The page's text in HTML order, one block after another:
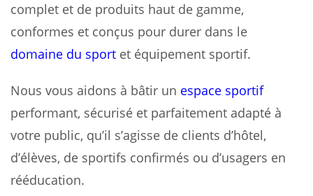
complet et de produits haut de gamme,
conformes et conçus pour durer dans le
domaine du sport et équipement sportif.
Nous vous aidons à bâtir un espace sportif
performant, sécurisé et parfaitement adapté à
votre public, qu’il s’agisse de clients d’hôtel,
d’élèves, de sportifs confirmés ou d’usagers en
rééducation.